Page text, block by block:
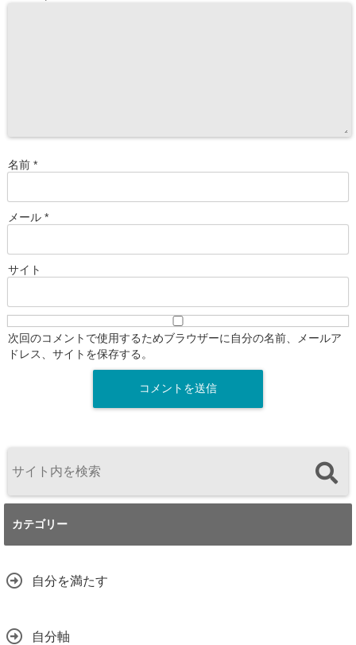
名前 *
メール *
サイト
次回のコメントで使用するためブラウザーに自分の名前、メールア
ドレス、サイトを保存する。
カテゴリー
自分を満たす
自分軸